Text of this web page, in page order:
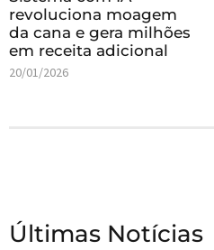
revoluciona moagem
da cana e gera milhões
em receita adicional
20/01/2026
Últimas Notícias